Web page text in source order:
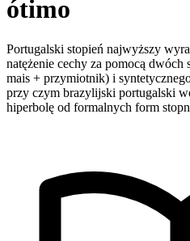
ótimo
Portugalski stopień najwyższy
natężenie cechy za pomocą dwóch
mais + przymiotnik) i
przy czym brazylijski portugalski
hiperbolę od formalnych form